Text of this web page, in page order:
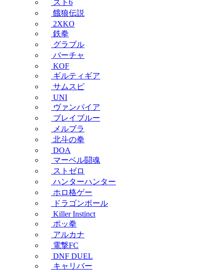
スト6
餓狼伝説
2XKO
鉄拳
グラブル
バーチャ
KOF
ギルティギア
サムスピ
UNI
ヴァンパイア
ブレイブルー
メルブラ
北斗の拳
DOA
マーベル闘魂
ストゼロ
ハンターハンター
ホロ格ゲー
ドラゴンボール
Killer Instinct
ポッ拳
アルカナ
電撃FC
DNF DUEL
キャリバー